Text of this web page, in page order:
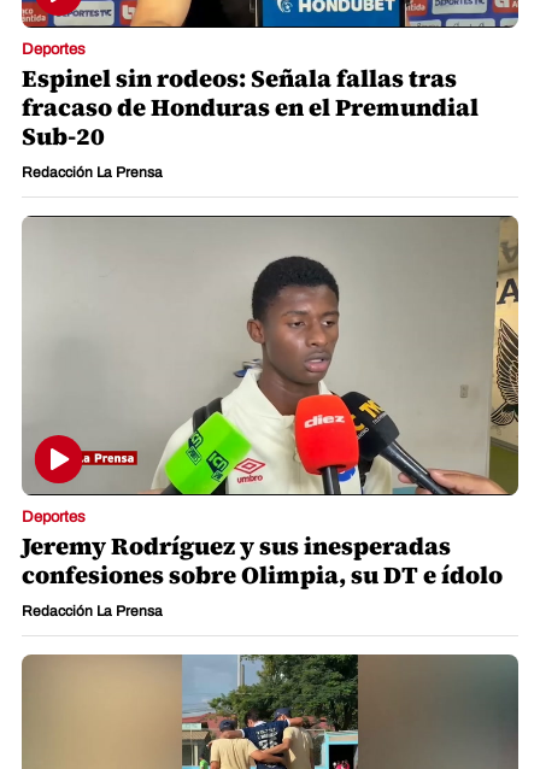
Deportes
Espinel sin rodeos: Señala fallas tras
fracaso de Honduras en el Premundial
Sub-20
Redacción La Prensa
Deportes
Jeremy Rodríguez y sus inesperadas
confesiones sobre Olimpia, su DT e ídolo
Redacción La Prensa